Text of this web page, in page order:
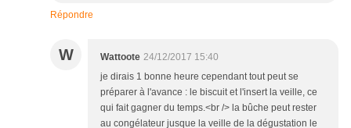
Répondre
W Wattoote 24/12/2017 15:40
je dirais 1 bonne heure cependant tout peut se
préparer à l'avance : le biscuit et l'insert la veille, ce
qui fait gagner du temps.<br /> la bûche peut rester
au congélateur jusque la veille de la dégustation le